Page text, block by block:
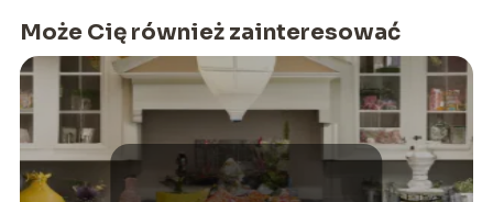
Może Cię również zainteresować